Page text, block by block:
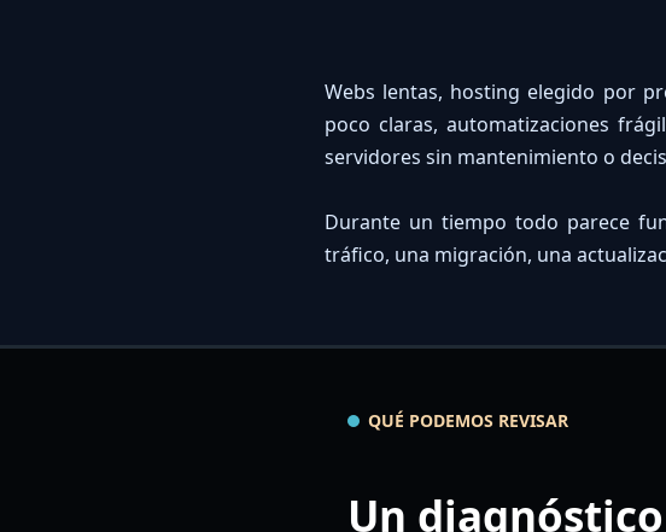
Webs lentas, hosting elegido por
poco claras, automatizaciones
servidores sin mantenimiento o
Durante un tiempo todo parece
tráfico, una migración, una
QUÉ PODEMOS REVISAR
Un